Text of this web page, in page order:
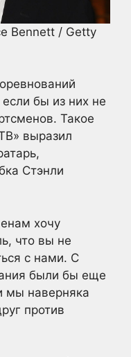
Bennett / Getty
бы из них не
Такое
выразил
Стэнли
хочу
что вы не
с нами. С
были бы еще
мы наверняка
против